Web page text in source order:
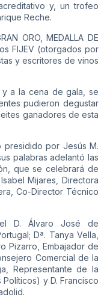
y, un trofeo
Reche.
ORO, MEDALLA DE
FIJEV (otorgados por
y escritores de vinos
a la cena de gala, se
pudieron degustar
ganadores de esta
presidido por Jesús M.
palabras adelantó las
que se celebrará de
Mijares, Directora
Co-Director Técnico
D. Álvaro José de
Dª. Tanya Vella,
Pizarro, Embajador de
Comercial de la
Representante de la
y D. Francisco